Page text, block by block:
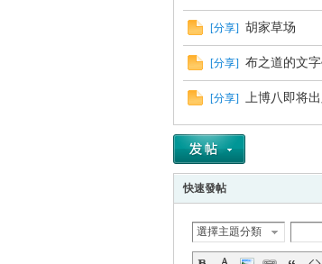
[分享] 胡家草场
[分享] 布之道的文
[分享] 上博八即将出
快速發帖
選擇主題分類